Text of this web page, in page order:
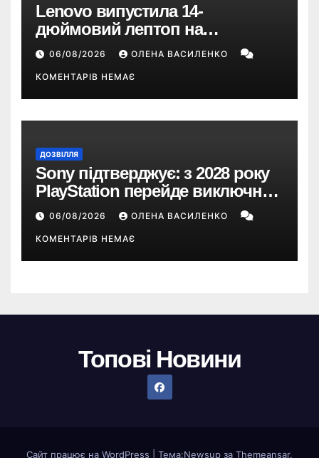
Lenovo випустила 14-
дюймовий лептоп на
Snapdragon X2 з автономністю
понад 33 години
06/08/2026 ОЛЕНА ВАСИЛЕНКО
КОМЕНТАРІВ НЕМАЄ
ДОЗВІЛЛЯ
Sony підтверджує: з 2028 року
PlayStation перейде виключно
на цифрові ігри
06/08/2026 ОЛЕНА ВАСИЛЕНКО
КОМЕНТАРІВ НЕМАЄ
Топові Новини
Сайт працює на WordPress Тема:Newsup за Themeansar.